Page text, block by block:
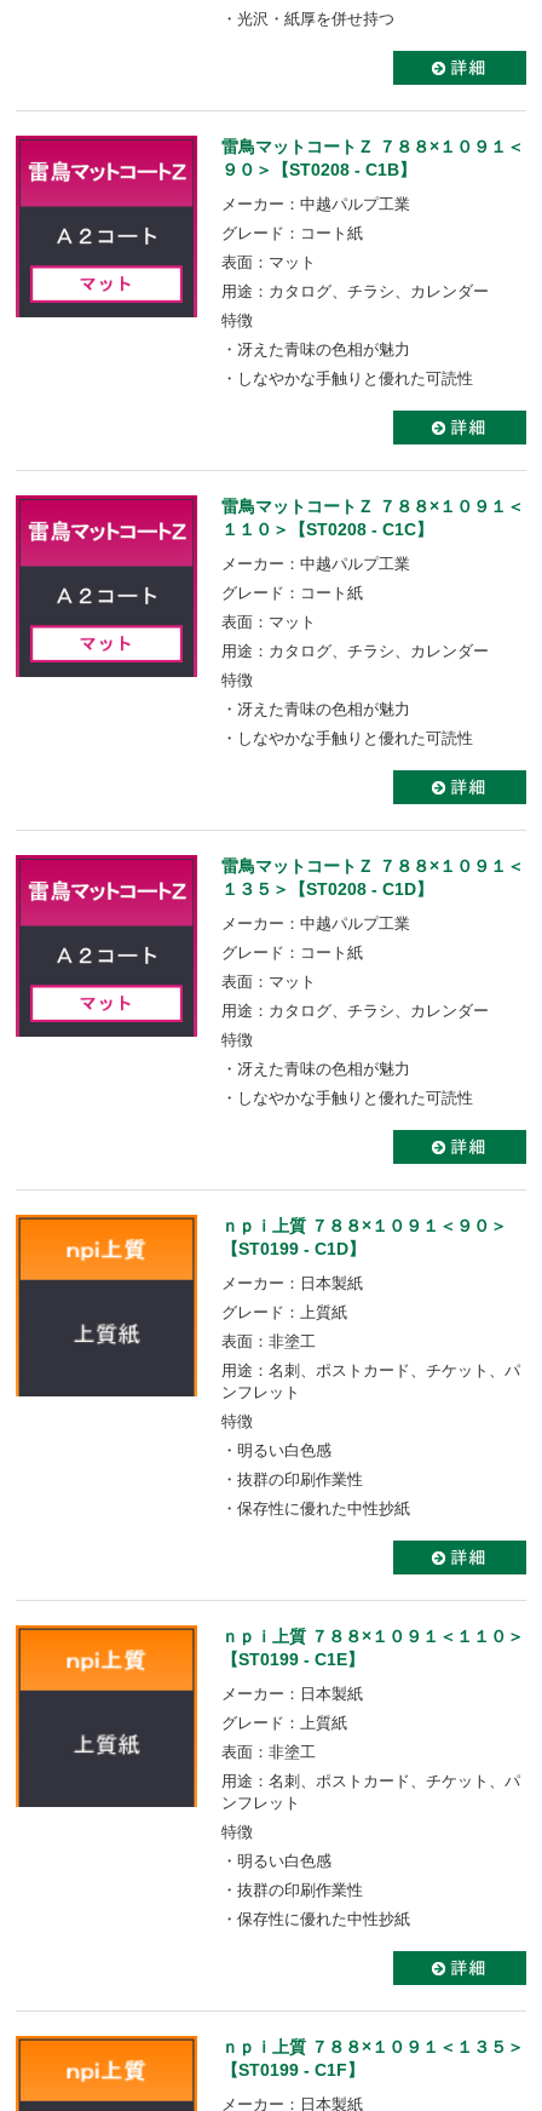
・光沢・紙厚を併せ持つ
雷鳥マットコートＺ ７８８×１０９１＜
９０＞【ST0208 - C1B】
メーカー：中越パルプ工業
グレード：コート紙
表面：マット
用途：カタログ、チラシ、カレンダー
特徴
・冴えた青味の色相が魅力
・しなやかな手触りと優れた可読性
雷鳥マットコートＺ ７８８×１０９１＜
１１０＞【ST0208 - C1C】
メーカー：中越パルプ工業
グレード：コート紙
表面：マット
用途：カタログ、チラシ、カレンダー
特徴
・冴えた青味の色相が魅力
・しなやかな手触りと優れた可読性
雷鳥マットコートＺ ７８８×１０９１＜
１３５＞【ST0208 - C1D】
メーカー：中越パルプ工業
グレード：コート紙
表面：マット
用途：カタログ、チラシ、カレンダー
特徴
・冴えた青味の色相が魅力
・しなやかな手触りと優れた可読性
ｎｐｉ上質 ７８８×１０９１＜９０＞
【ST0199 - C1D】
メーカー：日本製紙
グレード：上質紙
表面：非塗工
用途：名刺、ポストカード、チケット、パ
ンフレット
特徴
・明るい白色感
・抜群の印刷作業性
・保存性に優れた中性抄紙
ｎｐｉ上質 ７８８×１０９１＜１１０＞
【ST0199 - C1E】
メーカー：日本製紙
グレード：上質紙
表面：非塗工
用途：名刺、ポストカード、チケット、パ
ンフレット
特徴
・明るい白色感
・抜群の印刷作業性
・保存性に優れた中性抄紙
ｎｐｉ上質 ７８８×１０９１＜１３５＞
【ST0199 - C1F】
メーカー：日本製紙